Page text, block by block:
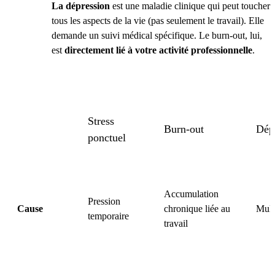
La dépression est une maladie clinique qui peut toucher
tous les aspects de la vie (pas seulement le travail). Elle
demande un suivi médical spécifique. Le burn-out, lui,
est directement lié à votre activité professionnelle.
Stress
ponctuel
Burn-out
Cause
Pression
temporaire
Accumulation
chronique liée au
travail